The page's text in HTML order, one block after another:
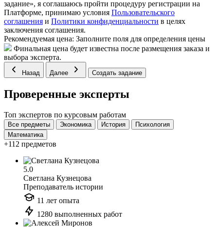
задание», я соглашаюсь пройти процедуру регистрации на
Платформе, принимаю условия Пользовательского
соглашения и Политики конфиденциальности в целях
заключения соглашения.
Рекомендуемая цена: Заполните поля для определения цены
Финальная цена будет известна после размещения заказа и
выбора эксперта.
Назад Далее Создать задание
Проверенные эксперты
Топ экспертов по курсовым работам
Все предметы Экономика История
Психология
Математика
+112 предметов
5.0
Светлана Кузнецова
Преподаватель истории
11 лет опыта
1280 выполненных работ